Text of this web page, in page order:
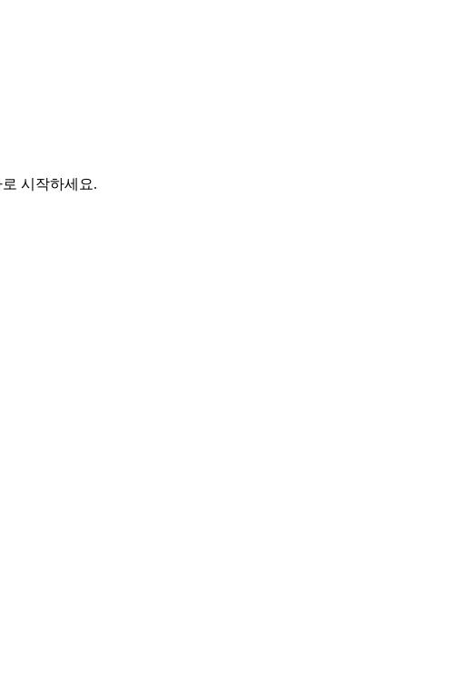
시작하세요.